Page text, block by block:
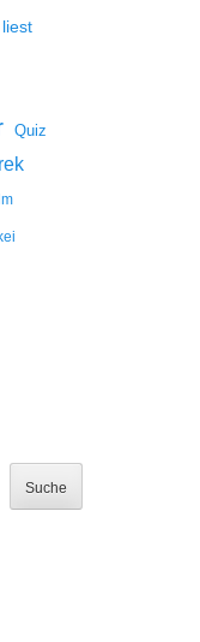
liest
Quiz
Suche